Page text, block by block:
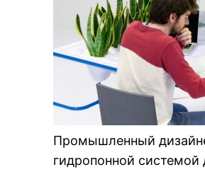
Промышленный
гидропонной